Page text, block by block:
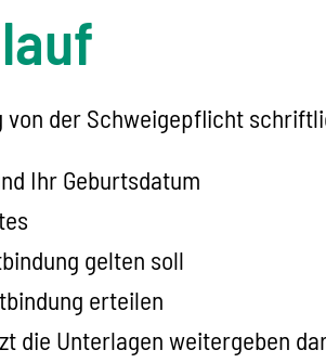
der Schweigepflicht
Ihr Geburtsdatum
gelten soll
erteilen
die Unterlagen weitergeben